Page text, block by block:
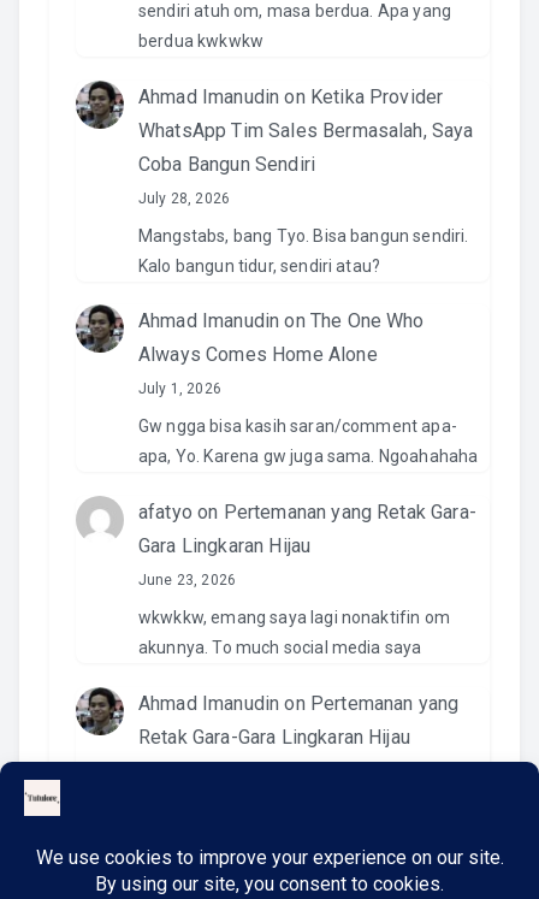
sendiri atuh om, masa berdua. Apa yang
berdua kwkwkw
Ahmad Imanudin on Ketika Provider
WhatsApp Tim Sales Bermasalah, Saya
Coba Bangun Sendiri
July 28, 2026
Mangstabs, bang Tyo. Bisa bangun sendiri.
Kalo bangun tidur, sendiri atau?
Ahmad Imanudin on The One Who
Always Comes Home Alone
July 1, 2026
Gw ngga bisa kasih saran/comment apa-
apa, Yo. Karena gw juga sama. Ngoahahaha
afatyo on Pertemanan yang Retak Gara-
Gara Lingkaran Hijau
June 23, 2026
wkwkkw, emang saya lagi nonaktifin om
akunnya. To much social media saya
Ahmad Imanudin on Pertemanan yang
Retak Gara-Gara Lingkaran Hijau